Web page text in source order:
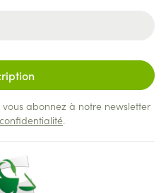
abonnez à notre newsletter
.